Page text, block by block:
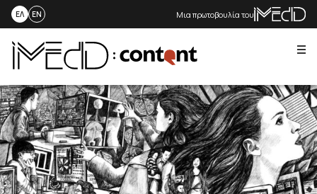
Skip
to
content
ΕΛ EN Μια πρωτοβουλία του